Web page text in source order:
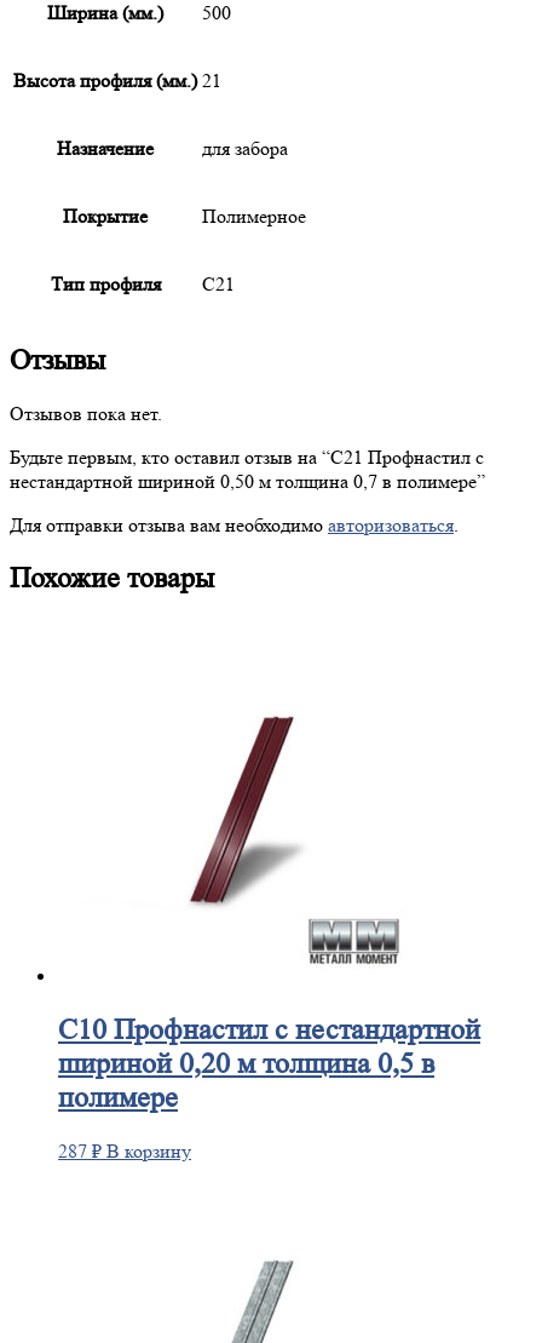
Ширина (мм.) 500
Высота профиля (мм.) 21
Назначение для забора
Покрытие Полимерное
Тип профиля С21
Отзывы
Отзывов пока нет.
Будьте первым, кто оставил отзыв на “С21 Профнастил с
нестандартной шириной 0,50 м толщина 0,7 в полимере”
Для отправки отзыва вам необходимо авторизоваться.
Похожие товары
С10Профнастил с нестандартной
шириной 0,20 м толщина 0,5 в
полимере
287 ₽ В корзину